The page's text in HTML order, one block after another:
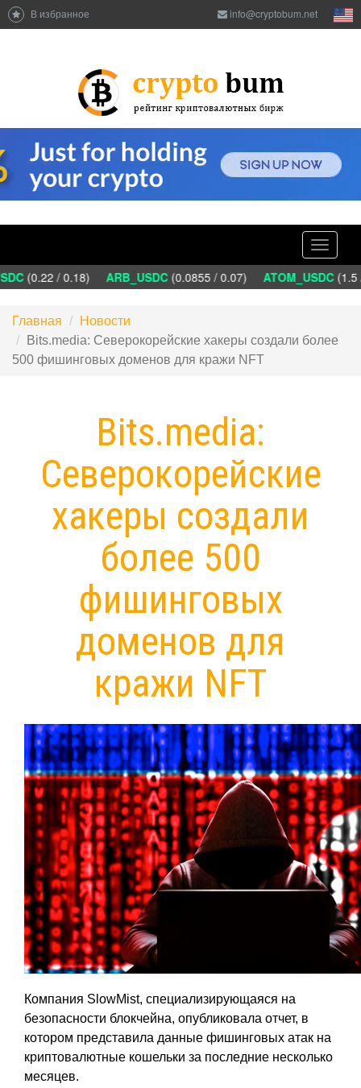
В избранное info@cryptobum.net
Toggle
(0.22 / 0.18) ARB_USDC(0.0855 / 0.07) ATOM_USDC(1.5
Главная
Новости
Bits.media: Северокорейские хакеры создали более
500 фишинговых доменов для кражи NFT
Bits.media:
Северокорейские
хакеры создали
более 500
фишинговых
доменов для
кражи NFT
Компания SlowMist, специализирующаяся на
безопасности блокчейна, опубликовала отчет, в
котором представила данные фишинговых атак на
криптовалютные кошельки за последние несколько
месяцев.